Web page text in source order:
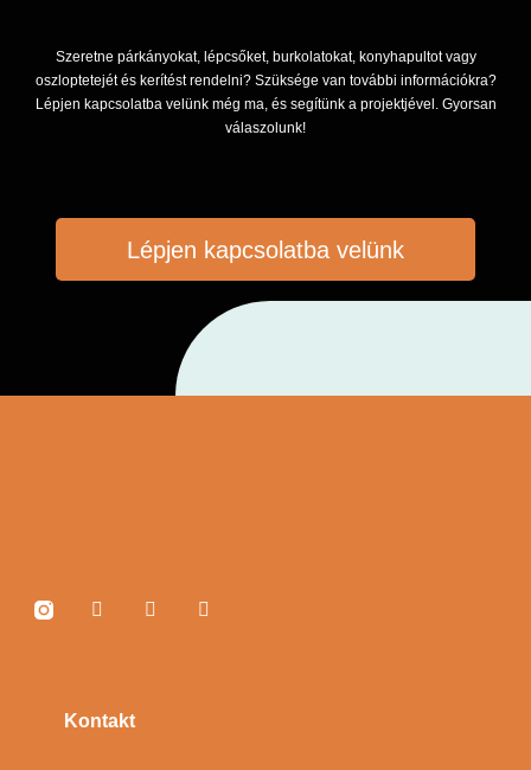
Szeretne párkányokat, lépcsőket, burkolatokat, konyhapultot vagy
oszloptetejét és kerítést rendelni? Szüksége van további információkra?
Lépjen kapcsolatba velünk még ma, és segítünk a projektjével. Gyorsan
válaszolunk!
Lépjen kapcsolatba velünk
Kontakt